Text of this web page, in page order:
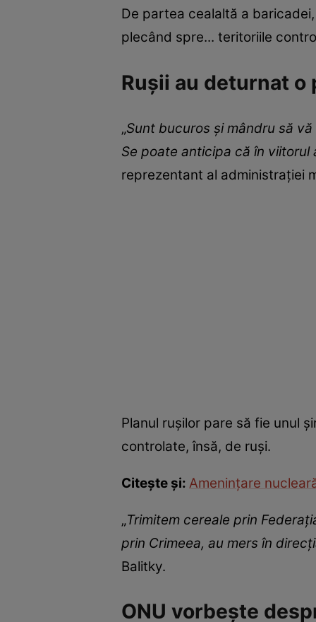
De partea cealaltă a
plecând spre... teritoriile
Rușii au deturnat
„Sunt bucuros și mândru să
Se poate anticipa că în
reprezentant al administrației
Planul rușilor pare să fie unul
controlate, însă, de ruși.
Citește și: Amenințare
„Trimitem cereale prin
prin Crimeea, au mers în
Balitky.
ONU vorbește